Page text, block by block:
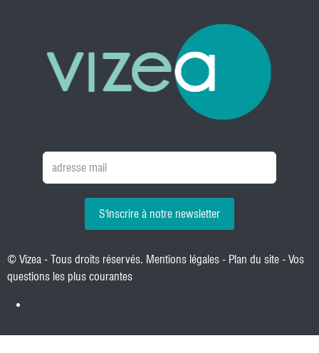
S'inscrire à notre newsletter
© Vizea - Tous droits réservés. Mentions légales - Plan du site - Vos
questions les plus courantes